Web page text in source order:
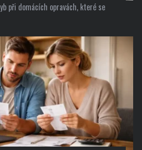
při domácích opravách, které se